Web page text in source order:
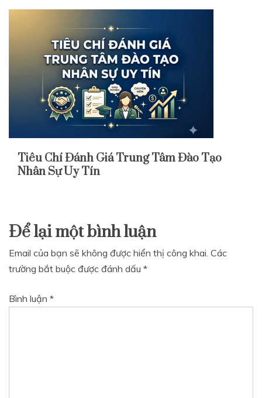
Tiêu Chí Đánh Giá Trung Tâm Đào Tạo
Nhân Sự Uy Tín
Để lại một bình luận
Email của bạn sẽ không được hiển thị công khai. Các
trường bắt buộc được đánh dấu *
Bình luận *